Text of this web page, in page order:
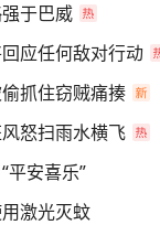
于巴威
应任何敌对行动
抓住窃贼痛揍
怒扫雨水横飞
平安喜乐”
激光灭蚊